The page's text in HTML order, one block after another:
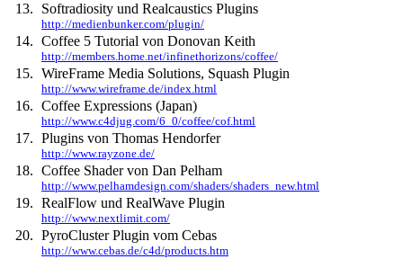
13. Softradiosity und Realcaustics Plugins
http://medienbunker.com/plugin/
14. Coffee 5 Tutorial von Donovan Keith
http://members.home.net/infinethorizons/coffee/
15. WireFrame Media Solutions, Squash Plugin
http://www.wireframe.de/index.html
16. Coffee Expressions (Japan)
http://www.c4djug.com/6_0/coffee/cof.html
17. Plugins von Thomas Hendorfer
http://www.rayzone.de/
18. Coffee Shader von Dan Pelham
http://www.pelhamdesign.com/shaders/shaders_new.html
19. RealFlow und RealWave Plugin
http://www.nextlimit.com/
20. PyroCluster Plugin vom Cebas
http://www.cebas.de/c4d/products.htm